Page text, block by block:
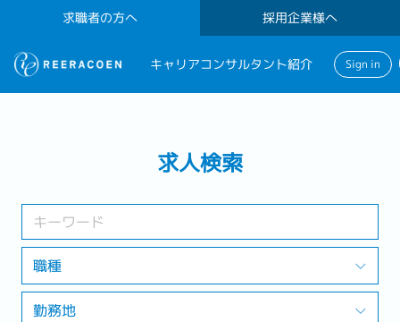
求職者の方へ 採用企業様へ
キャリアコンサルタント紹介 Sign in
勤務地
求人検索
職種
勤務地